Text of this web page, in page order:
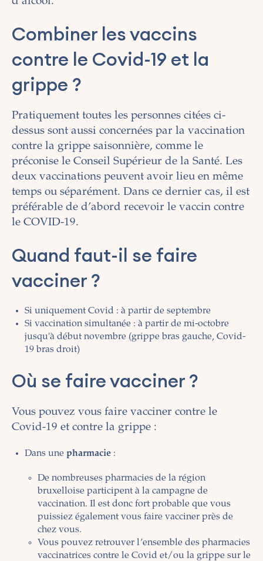
Combiner les vaccins
contre le Covid-19 et la
grippe ?
Pratiquement toutes les personnes citées ci-
dessus sont aussi concernées par la vaccination
contre la grippe saisonnière, comme le
préconise le Conseil Supérieur de la Santé. Les
deux vaccinations peuvent avoir lieu en même
temps ou séparément. Dans ce dernier cas, il est
préférable de d’abord recevoir le vaccin contre
le COVID-19.
Quand faut-il se faire
vacciner ?
Si uniquement Covid : à partir de septembre
Si vaccination simultanée : à partir de mi-octobre
jusqu'à début novembre (grippe bras gauche, Covid-
19 bras droit)
Où se faire vacciner ?
Vous pouvez vous faire vacciner contre le
Covid-19 et contre la grippe :
Dans une pharmacie :
De nombreuses pharmacies de la région
bruxelloise participent à la campagne de
vaccination. Il est donc fort probable que vous
puissiez également vous faire vacciner près de
chez vous.
Vous pouvez retrouver l’ensemble des pharmacies
vaccinatrices contre le Covid et/ou la grippe sur le